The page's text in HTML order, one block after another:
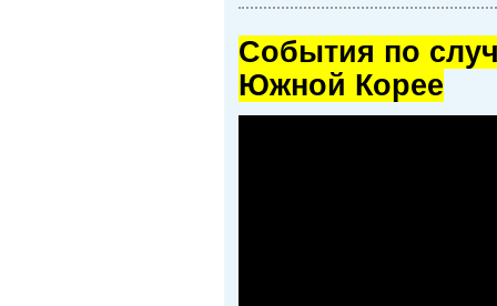
Cобытия по
Южной Корее